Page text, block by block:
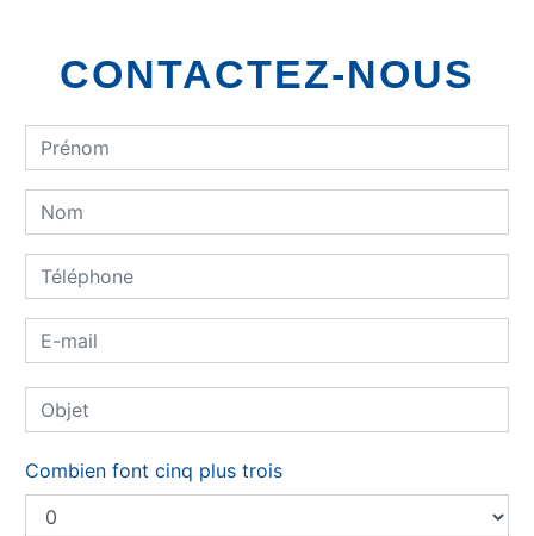
CONTACTEZ-NOUS
Combien font cinq plus trois